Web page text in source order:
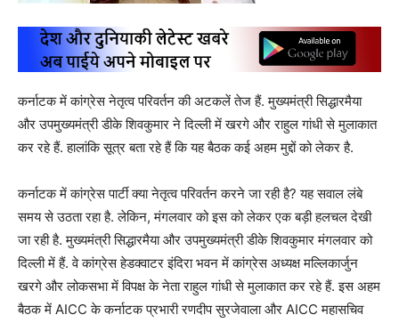
कर्नाटक में कांग्रेस नेतृत्व परिवर्तन की अटकलें तेज हैं. मुख्यमंत्री सिद्धारमैया
और उपमुख्यमंत्री डीके शिवकुमार ने दिल्ली में खरगे और राहुल गांधी से मुलाकात
कर रहे हैं. हालांकि सूत्र बता रहे हैं कि यह बैठक कई अहम मुद्दों को लेकर है.
कर्नाटक में कांग्रेस पार्टी क्या नेतृत्व परिवर्तन करने जा रही है? यह सवाल लंबे
समय से उठता रहा है. लेकिन, मंगलवार को इस को लेकर एक बड़ी हलचल देखी
जा रही है. मुख्यमंत्री सिद्धारमैया और उपमुख्यमंत्री डीके शिवकुमार मंगलवार को
दिल्ली में हैं. वे कांग्रेस हेडक्वाटर इंदिरा भवन में कांग्रेस अध्यक्ष मल्लिकार्जुन
खरगे और लोकसभा में विपक्ष के नेता राहुल गांधी से मुलाकात कर रहे हैं. इस अहम
बैठक में AICC के कर्नाटक प्रभारी रणदीप सुरजेवाला और AICC महासचिव